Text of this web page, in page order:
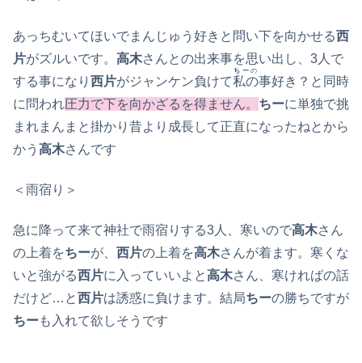
あっちむいてほいでまんじゅう好きと問い下を向かせる西
片がズルいです。 高木さんとの出来事を思い出し、3人で
する事になり 西片がジャンケン負けて私の
ちーの
事好き？と同時
に問われ圧力で下を向かざるを得ません。 ちーに単独で挑
まれまんまと掛かり昔より成長して正直になったねとから
かう 高木さんです
＜雨宿り＞
急に降って来て神社で雨宿りする3人、寒いので高木さん
の上着をちーが、 西片の上着を高木さんが着ます。寒くな
いと強がる西片に入っていいよと 高木さん、寒ければの話
だけど…と 西片は誘惑に負けます。結局ちーの勝ちですが
ちーも入れて欲しそうです